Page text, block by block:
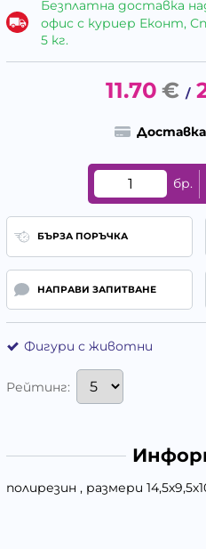
Безплатна доставка
офис с куриер Еконт,
5 кг.
11.70 € /
бр.
БЪРЗА ПОРЪЧКА
НАПРАВИ ЗАПИТВАНЕ
Фигури с животни
Рейтинг:
полирезин , размери